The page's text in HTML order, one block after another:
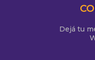
Dejá tu